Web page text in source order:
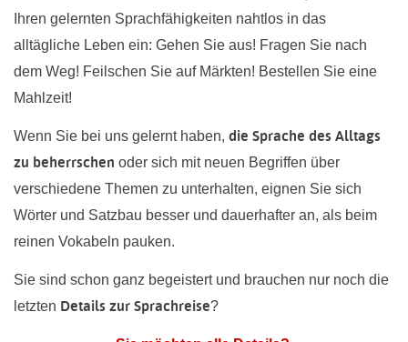
Ihren gelernten Sprachfähigkeiten nahtlos in das
alltägliche Leben ein: Gehen Sie aus! Fragen Sie nach
dem Weg! Feilschen Sie auf Märkten! Bestellen Sie eine
Mahlzeit!
Wenn Sie bei uns gelernt haben, die Sprache des Alltags
zu beherrschen oder sich mit neuen Begriffen über
verschiedene Themen zu unterhalten, eignen Sie sich
Wörter und Satzbau besser und dauerhafter an, als beim
reinen Vokabeln pauken.
Sie sind schon ganz begeistert und brauchen nur noch die
letzten Details zur Sprachreise?